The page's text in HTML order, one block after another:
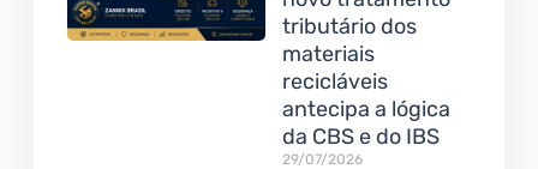
tributário dos
materiais
recicláveis
antecipa a lógica
da CBS e do IBS
29/07/2026